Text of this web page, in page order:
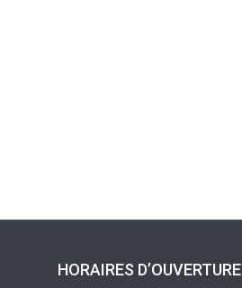
HORAIRES D’OUVERTURE